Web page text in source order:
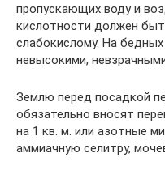
пропускающих воду и
кислотности должен
слабокислому. На
невысокими,
Землю перед посадкой
обязательно вносят
на 1 кв. м. или азотные
аммиачную селитру,